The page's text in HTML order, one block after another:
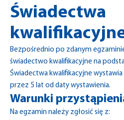
Świadectwa
Bezpośrednio po zdanym
świadectwo kwalifikacyjne na
Świadectwa kwalifikacyjne
przez 5 lat od daty wystawienia.
Warunki
Na egzamin należy zgłosić się z: